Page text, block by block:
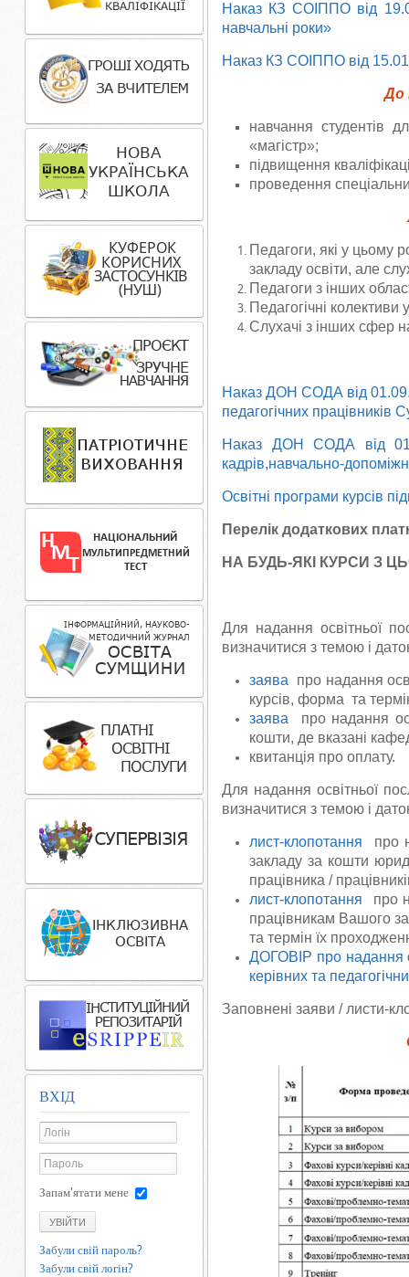
Наказ КЗ СОІППО від
навчальні роки»
Наказ КЗ СОІППО від
До
навчання студентів
«магістр»;
підвищення
проведення
Педагоги, які у цьому
закладу освіти, але
Педагоги з інших
Педагогічні колективи
Слухачі з інших сфер
Наказ ДОН СОДА від
педагогічних працівників
Наказ ДОН СОДА від
кадрів,навчально-
Освітні програми курсів
Перелік додаткових
НА БУДЬ-ЯКІ КУРСИ З
Для надання освітньої
визначитися з темою і
заява про надання
курсів, форма та
заява про надання
кошти, де вказані
квитанція про оплату.
Для надання освітньої
визначитися з темою і
лист-клопотання про
закладу за кошти
працівника /
лист-клопотання про
працівникам Вашого
та термін їх
ДОГОВІР про надання
керівних та
Заповнені заяви / листи-
ВХІД
Запам'ятати мене
УВІЙТИ
Забули свій пароль?
Забули свій логін?